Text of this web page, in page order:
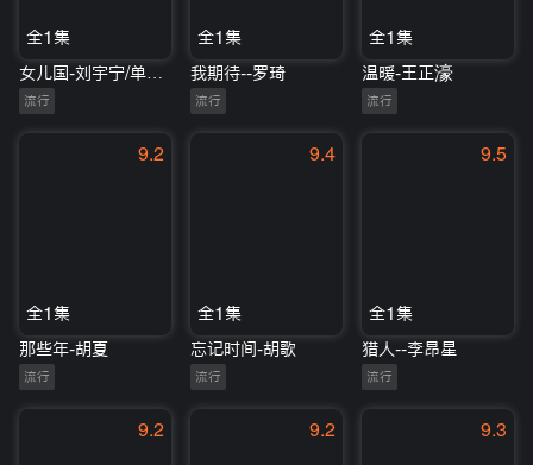
全1集
流行
全1集
我期待--罗琦
流行
全1集
温暖-王正濠
流行
9.2
全1集
那些年-胡夏
流行
9.4
全1集
忘记时间-胡歌
流行
9.5
全1集
猎人--李昂星
流行
9.2 9.2 9.3